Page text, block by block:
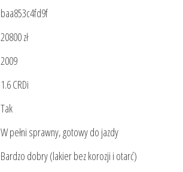
baa853c4fd9f
20800 zł
2009
1.6 CRDi
Tak
W pełni sprawny, gotowy do jazdy
Bardzo dobry (lakier bez korozji i otarć)